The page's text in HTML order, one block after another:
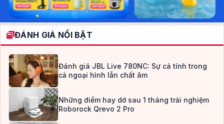
ĐÁNH GIÁ NỔI BẬT
Đánh giá JBL Live 780NC: Sự cá tính trong
cả ngoại hình lẫn chất âm
Những điểm hay dở sau 1 tháng trải nghiệm
Roborock Qrevo 2 Pro